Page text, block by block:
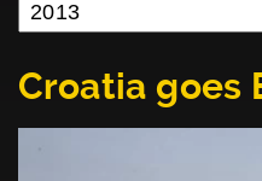
Croatia goes